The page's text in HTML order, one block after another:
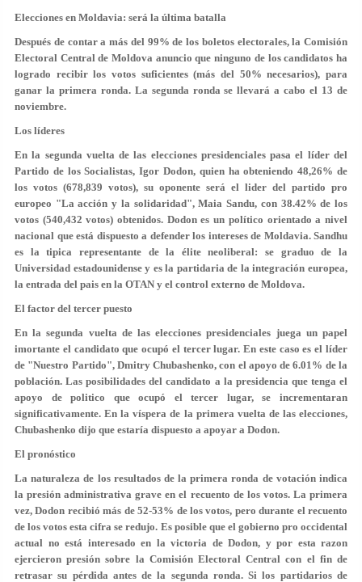
Elecciones en Moldavia: será la última batalla
Después de contar a más del 99% de los boletos electorales, la Comisión
Electoral Central de Moldova anuncio que ninguno de los candidatos ha
logrado recibir los votos suficientes (más del 50% necesarios), para
ganar la primera ronda. La segunda ronda se llevará a cabo el 13 de
noviembre.
Los líderes
En la segunda vuelta de las elecciones presidenciales pasa el líder del
Partido de los Socialistas, Igor Dodon, quien ha obteniendo 48,26% de
los votos (678,839 votos), su oponente será el lider del partido pro
europeo "La acción y la solidaridad", Maia Sandu, con 38.42% de los
votos (540,432 votos) obtenidos. Dodon es un político orientado a nivel
nacional que está dispuesto a defender los intereses de Moldavia. Sandhu
es la tipica representante de la élite neoliberal: se graduo de la
Universidad estadounidense y es la partidaria de la integración europea,
la entrada del pais en la OTAN y el control externo de Moldova.
El factor del tercer puesto
En la segunda vuelta de las elecciones presidenciales juega un papel
imortante el candidato que ocupó el tercer lugar. En este caso es el líder
de "Nuestro Partido", Dmitry Chubashenko, con el apoyo de 6.01% de la
población. Las posibilidades del candidato a la presidencia que tenga el
apoyo de politico que ocupó el tercer lugar, se incrementaran
significativamente. En la víspera de la primera vuelta de las elecciones,
Chubashenko dijo que estaría dispuesto a apoyar a Dodon.
El pronóstico
La naturaleza de los resultados de la primera ronda de votación indica
la presión administrativa grave en el recuento de los votos. La primera
vez, Dodon recibió más de 52-53% de los votos, pero durante el recuento
de los votos esta cifra se redujo. Es posible que el gobierno pro occidental
actual no está interesado en la victoria de Dodon, y por esta razon
ejercieron presión sobre la Comisión Electoral Central con el fin de
retrasar su pérdida antes de la segunda ronda. Si los partidarios de